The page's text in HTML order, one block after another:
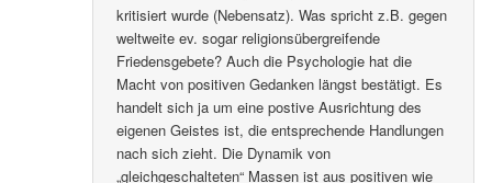
kritisiert wurde (Nebensatz). Was spricht z.B. gegen
weltweite ev. sogar religionsübergreifende
Friedensgebete? Auch die Psychologie hat die
Macht von positiven Gedanken längst bestätigt. Es
handelt sich ja um eine postive Ausrichtung des
eigenen Geistes ist, die entsprechende Handlungen
nach sich zieht. Die Dynamik von
„gleichgeschalteten“ Massen ist aus positiven wie